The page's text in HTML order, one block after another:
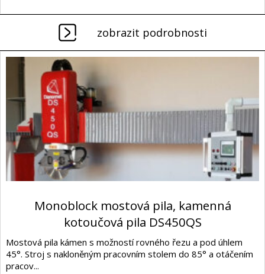
zobrazit podrobnosti
Monoblock mostová pila, kamenná
kotoučová pila DS450QS
Mostová pila kámen s možností rovného řezu a pod úhlem
45°. Stroj s nakloněným pracovním stolem do 85° a otáčením
pracov...